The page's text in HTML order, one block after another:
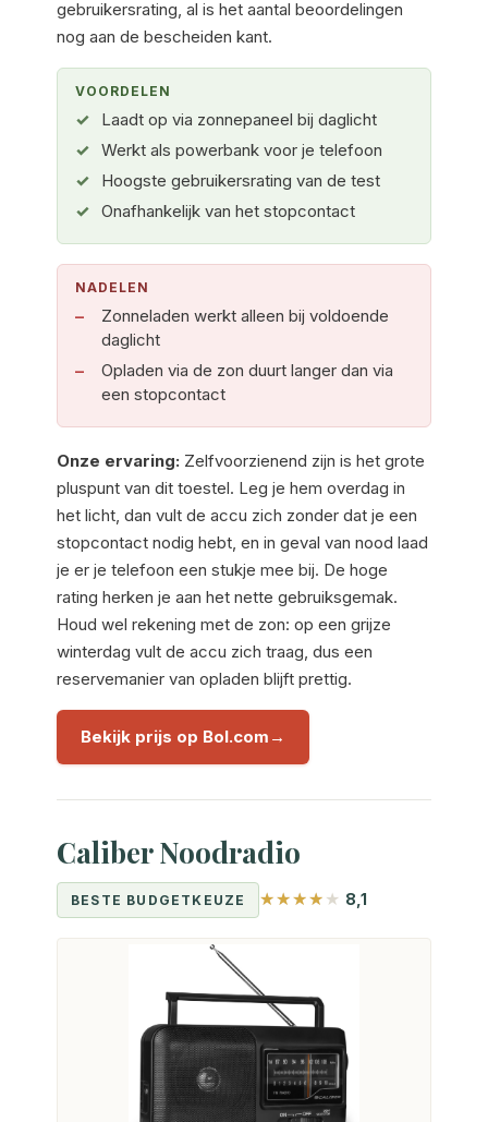
gebruikersrating, al is het aantal beoordelingen
nog aan de bescheiden kant.
VOORDELEN
Laadt op via zonnepaneel bij daglicht
Werkt als powerbank voor je telefoon
Hoogste gebruikersrating van de test
Onafhankelijk van het stopcontact
NADELEN
Zonneladen werkt alleen bij voldoende
daglicht
Opladen via de zon duurt langer dan via
een stopcontact
Onze ervaring: Zelfvoorzienend zijn is het grote
pluspunt van dit toestel. Leg je hem overdag in
het licht, dan vult de accu zich zonder dat je een
stopcontact nodig hebt, en in geval van nood laad
je er je telefoon een stukje mee bij. De hoge
rating herken je aan het nette gebruiksgemak.
Houd wel rekening met de zon: op een grijze
winterdag vult de accu zich traag, dus een
reservemanier van opladen blijft prettig.
Bekijk prijs op Bol.com
Caliber Noodradio
BESTE BUDGETKEUZE 8,1